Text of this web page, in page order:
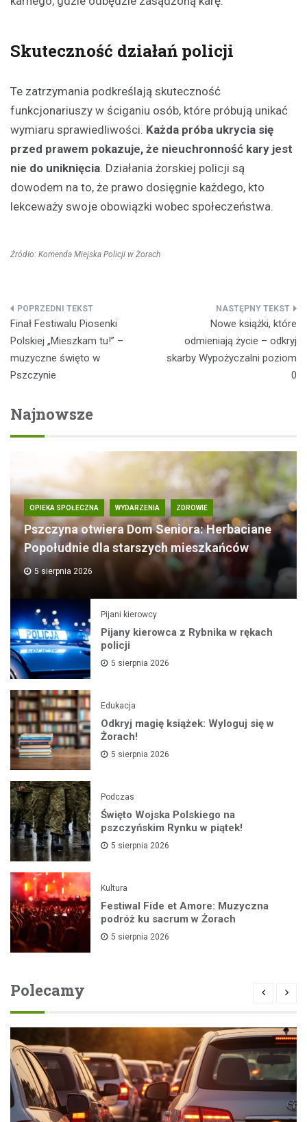
Skuteczność działań policji
Te zatrzymania podkreślają skuteczność
funkcjonariuszy w ściganiu osób, które próbują unikać
wymiaru sprawiedliwości. Każda próba ukrycia się
przed prawem pokazuje, że nieuchronność kary jest
nie do uniknięcia. Działania żorskiej policji są
dowodem na to, że prawo dosięgnie każdego, kto
lekceważy swoje obowiązki wobec społeczeństwa.
Źródło: Komenda Miejska Policji w Żorach
Nawigacja
wpisu
Finał Festiwalu Piosenki
Polskiej „Mieszkam tu!” –
muzyczne święto w
Pszczynie
Nowe książki, które
odmieniają życie – odkryj
skarby Wypożyczalni poziom
0
Najnowsze
OPIEKA SPOŁECZNA WYDARZENIA ZDROWIE
Pszczyna otwiera Dom Seniora: Herbaciane
Popołudnie dla starszych mieszkańców
5 sierpnia 2026
Pijani kierowcy
Pijany kierowca z Rybnika w rękach
policji
5 sierpnia 2026
Edukacja
Odkryj magię książek: Wyloguj się w
Żorach!
5 sierpnia 2026
Podczas
Święto Wojska Polskiego na
pszczyńskim Rynku w piątek!
5 sierpnia 2026
Kultura
Festiwal Fide et Amore: Muzyczna
podróż ku sacrum w Żorach
5 sierpnia 2026
Polecamy